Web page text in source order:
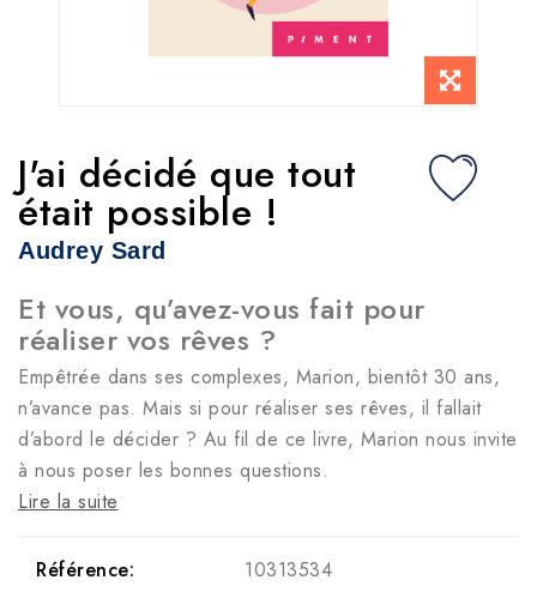
J'ai décidé que tout
était possible !
Audrey Sard
Et vous, qu’avez-vous fait pour
réaliser vos rêves ?
Empêtrée dans ses complexes, Marion, bientôt 30 ans,
n’avance pas. Mais si pour réaliser ses rêves, il fallait
d’abord le décider ? Au fil de ce livre, Marion nous invite
à nous poser les bonnes questions.
Lire la suite
Référence: 10313534